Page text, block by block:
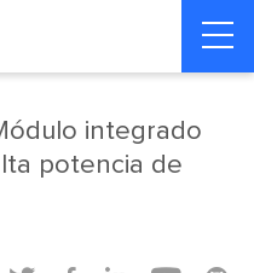
Dinámica del producto
integrado
potencia de